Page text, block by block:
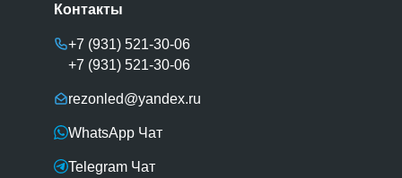
Контакты
+7 (931) 521-30-06
+7 (931) 521-30-06
rezonled@yandex.ru
WhatsApp Чат
Telegram Чат